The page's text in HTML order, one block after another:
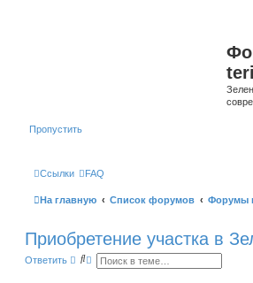
Пропустить
Ссылки FAQ
На главную Список форумов Форумы
Приобретение участка в
Ответить
П Р